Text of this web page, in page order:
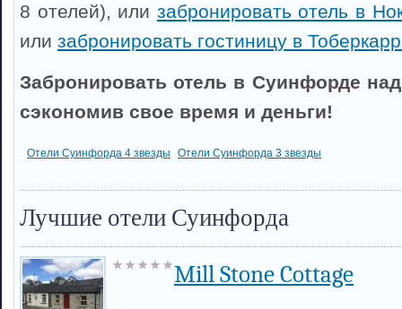
8 отелей), или забронировать отель в
или забронировать гостиницу в
Забронировать отель в Суинфорде
сэкономив свое время и деньги!
Отели Суинфорда 4 звезды Отели Суинфорда 3 звезды
Лучшие отели Суинфорда
Mill Stone Cottage